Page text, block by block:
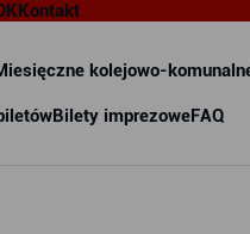
kolejowo-
Bilety imprezoweFAQ
Kontakt